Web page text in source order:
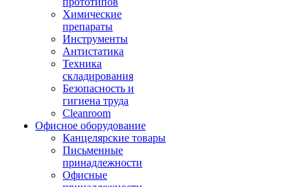
Химические
препараты
Инструменты
Aнтистатика
Техника
складирования
Безопасность и
гигиена труда
Cleanroom
Офисное оборудование
Канцелярские товары
Письменные
принадлежности
Офисные